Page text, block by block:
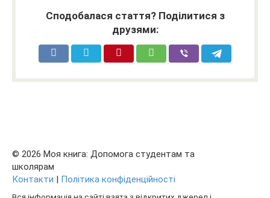
Сподобалася стаття? Поділитися з
друзями:
© 2026 Моя книга: Допомога студентам та
школярам
Контакти | Політика конфіденційності